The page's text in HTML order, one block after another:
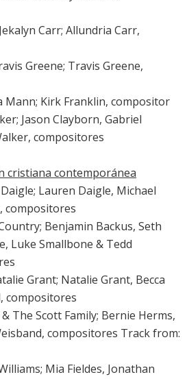
Carr; Allundria Carr,
Greene; Travis Greene,
Mann; Kirk Franklin, compositor
Jason Clayborn, Gabriel
compositores
cristiana contemporánea
Lauren Daigle, Michael
compositores
Benjamin Backus, Seth
Luke Smallbone & Tedd
Grant; Natalie Grant, Becca
compositores
The Scott Family; Bernie Herms,
compositores Track from:
Mia Fieldes, Jonathan